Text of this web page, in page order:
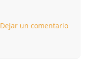
Dejar un comentario